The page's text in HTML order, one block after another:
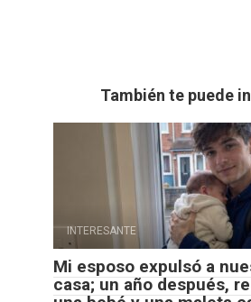
También te puede
INTERESANTE
Mi esposo expulsó a
casa; un año después,